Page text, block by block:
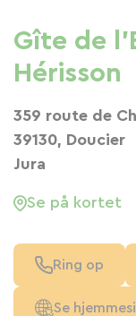
Gîte de
Hérisson
359 route de
39130, Doucier
Jura
Se på kortet
Ring op
Se